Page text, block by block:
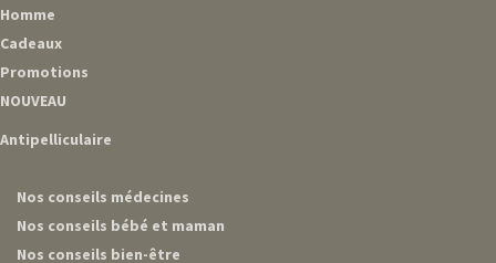
Homme
Cadeaux
Promotions
NOUVEAU
Antipelliculaire
Nos conseils médecines
Nos conseils bébé et maman
Nos conseils bien-être